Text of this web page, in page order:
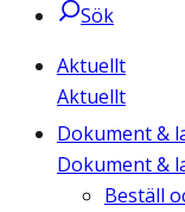
Sök
Aktuellt
Aktuellt
Dokument &
Dokument &
Beställ